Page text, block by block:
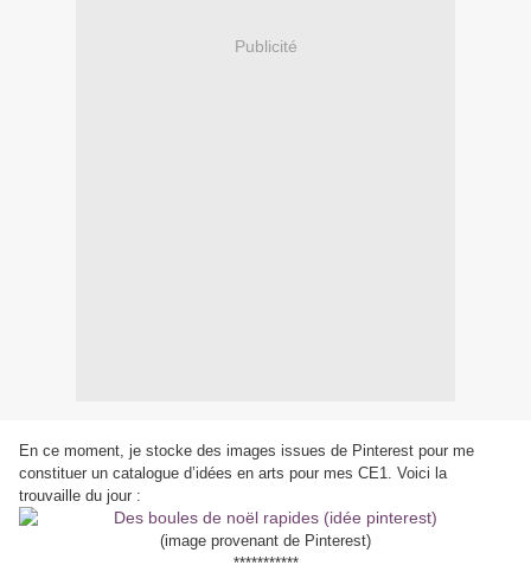
Publicité
En ce moment, je stocke des images issues de Pinterest pour me
constituer un catalogue d’idées en arts pour mes CE1. Voici la
trouvaille du jour :
(image provenant de Pinterest)
***********